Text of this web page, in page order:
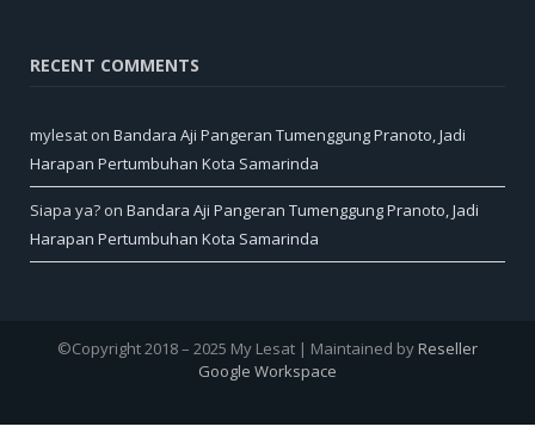
RECENT COMMENTS
mylesat on Bandara Aji Pangeran Tumenggung Pranoto, Jadi
Harapan Pertumbuhan Kota Samarinda
Siapa ya? on Bandara Aji Pangeran Tumenggung Pranoto, Jadi
Harapan Pertumbuhan Kota Samarinda
©Copyright 2018 – 2025 My Lesat | Maintained by Reseller
Google Workspace